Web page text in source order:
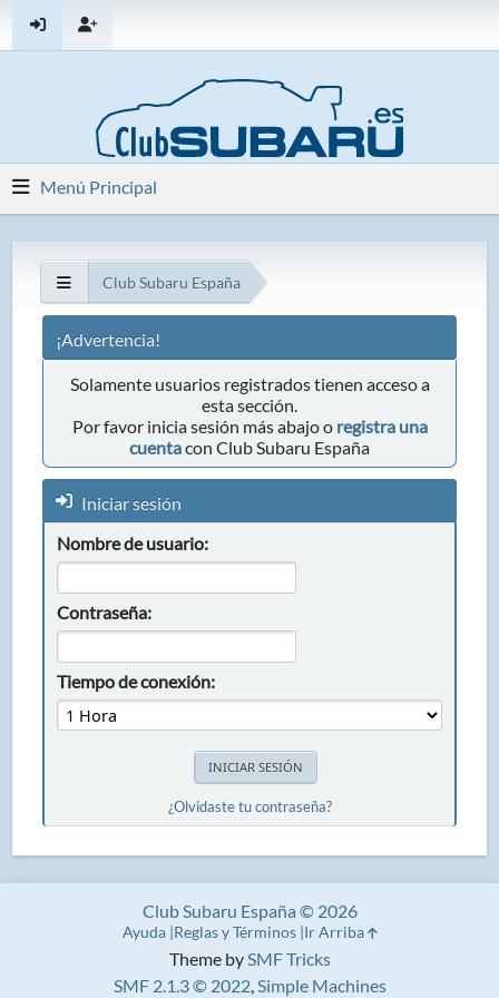
Menú Principal
Club Subaru España
¡Advertencia!
Solamente usuarios registrados tienen acceso a
esta sección.
Por favor inicia sesión más abajo o registra una
cuentacon Club Subaru España
Iniciar sesión
Nombre de usuario:
Contraseña:
Tiempo de conexión:
¿Olvidaste tu contraseña?
Theme bySMF Tricks
SMF 2.1.3 © 2022,Simple Machines
Club Subaru España © 2026
Ayuda Reglas y Términos Ir Arriba